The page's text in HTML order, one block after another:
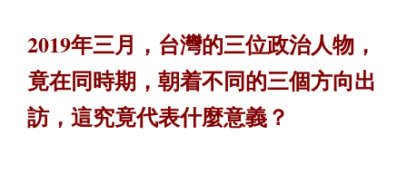
2019年三月，台灣的三位政治人物，
竟在同時期，朝着不同的三個方向出
訪，這究竟代表什麼意義？